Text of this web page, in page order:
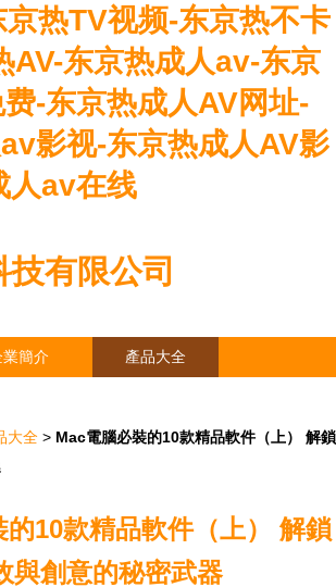
热TV视频-东京热不卡
AV-东京热成人av-东京
-东京热成人AV网址-
影视-东京热成人AV影
人av在线
有限公司
業簡介 產品大全
大全 > Mac電腦必裝的10款精品軟件（上） 解鎖
的10款精品軟件（上） 解鎖
與創意的秘密武器